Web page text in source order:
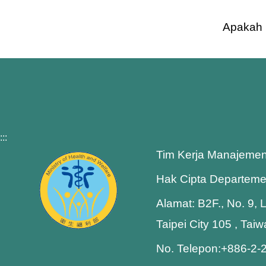
Apakah
:::
Tim Kerja
Hak Cipta
Alamat: B2F., No. 9,
Taipei City 105 ,
No. Telepon:+886-